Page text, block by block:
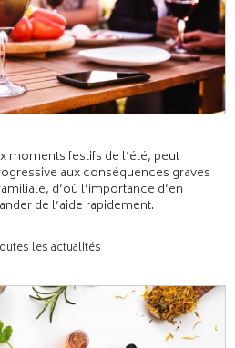
moments festifs de l’été, peut
aux conséquences graves
d’où l’importance d’en
de l’aide rapidement.
les actualités